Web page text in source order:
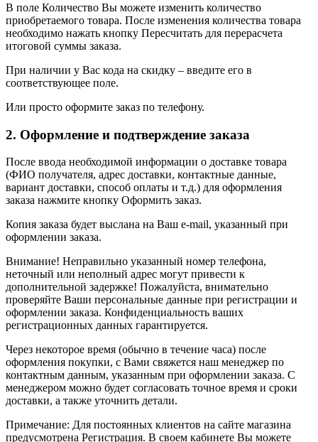
В поле Количество Вы можете изменить количество
приобретаемого товара. После изменения количества товара
необходимо нажать кнопку Пересчитать для перерасчета
итоговой суммы заказа.
При наличии у Вас кода на скидку – введите его в
соответствующее поле.
Или просто оформите заказ по телефону.
2. Оформление и подтверждение заказа
После ввода необходимой информации о доставке товара
(ФИО получателя, адрес доставки, контактные данные,
вариант доставки, способ оплаты и т.д.) для оформления
заказа нажмите кнопку Оформить заказ.
Копия заказа будет выслана на Ваш e-mail, указанный при
оформлении заказа.
Внимание! Неправильно указанный номер телефона,
неточный или неполный адрес могут привести к
дополнительной задержке! Пожалуйста, внимательно
проверяйте Ваши персональные данные при регистрации и
оформлении заказа. Конфиденциальность ваших
регистрационных данных гарантируется.
Через некоторое время (обычно в течение часа) после
оформления покупки, с Вами свяжется наш менеджер по
контактным данным, указанным при оформлении заказа. С
менеджером можно будет согласовать точное время и сроки
доставки, а также уточнить детали.
Примечание: Для постоянных клиентов на сайте магазина
предусмотрена Регистрация. В своем кабинете Вы можете